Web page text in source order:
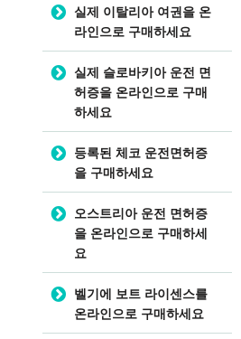
실제 이탈리아 여권을 온
라인으로 구매하세요
실제 슬로바키아 운전 면
허증을 온라인으로 구매
하세요
등록된 체코 운전면허증
을 구매하세요
오스트리아 운전 면허증
을 온라인으로 구매하세
요
벨기에 보트 라이센스를
온라인으로 구매하세요